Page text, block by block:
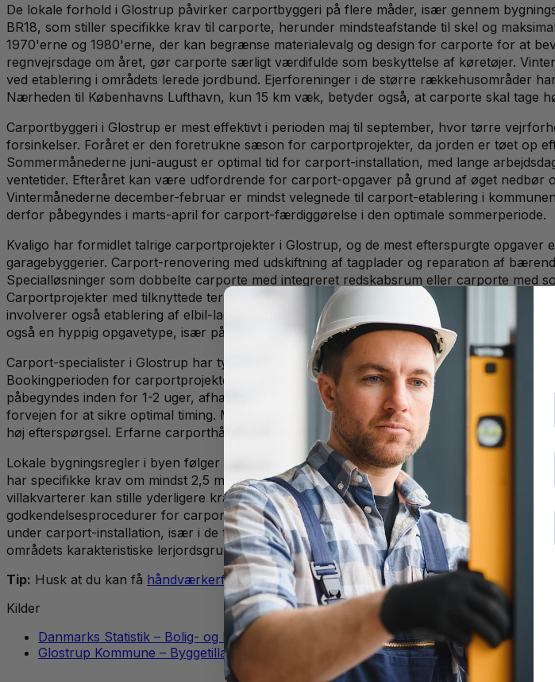
De lokale forhold i Glostrup påvirker carportbyggeri på flere måder, især gennem
BR18, som stiller specifikke krav til carporte, herunder mindsteafstande til skel og
1970'erne og 1980'erne, der kan begrænse materialevalg og design for carporte for at
regnvejrsdage om året, gør carporte særligt værdifulde som beskyttelse af køretøjer.
ved etablering i områdets lerede jordbund. Ejerforeninger i de større rækkehusområder
Nærheden til Københavns Lufthavn, kun 15 km væk, betyder også, at carporte skal tage
Carportbyggeri i Glostrup er mest effektivt i perioden maj til september, hvor tørre
forsinkelser. Foråret er den foretrukne sæson for carportprojekter, da jorden er tøet op
Sommermånederne juni-august er optimal tid for carport-installation, med lange
ventetider. Efteråret kan være udfordrende for carport-opgaver på grund af øget nedbør
Vintermånederne december-februar er mindst velegnede til carport-etablering i
derfor påbegyndes i marts-april for carport-færdiggørelse i den optimale sommerperiode.
Kvaligo har formidlet talrige carportprojekter i Glostrup, og de mest efterspurgte
garagebyggerier. Carport-renovering med udskiftning af tagplader og reparation af
Specialløsninger som dobbelte carporte med integreret redskabsrum eller carporte
Carportprojekter med tilknyttede terrasser eller overdækkede udendørsområder udgør
involverer også etablering af elbil-ladestationer og moderne belysningsløsninger
også en hyppig opgavetype, især på ældre grunde med dårlig dræning.
Carport-specialister i Glostrup har typisk en responstid på 24-48 timer for at afgive
Bookingperioden for carportprojekter varierer fra 2-3 uger i lavsæsonen til 6-8 uger i
påbegyndes inden for 1-2 uger, afhængigt af vejrforholdene. Større carportprojekter
forvejen for at sikre optimal timing. Materialeleverancer til carporte i Glostrup tager
høj efterspørgsel. Erfarne carporthåndværkere anbefaler at bestille carportprojekter
Lokale bygningsregler i byen følger primært Bygningsreglementet BR18 kapitel 10, som
har specifikke krav om mindst 2,5 meters afstand til naboskel for carport-bygninger,
villakvarterer kan stille yderligere krav til materialer og farvevalg for carporte for at
godkendelsesprocedurer for carportprojekter, som kan kræve 4-6 ugers
under carport-installation, især i de tætte parcelhuskvarterer. Carportprojekter skal også
områdets karakteristiske lerjordsgrund.
Tip: Husk at du kan få håndværkerfradrag for mange typer håndværkerarbejde. Test om
Kilder
Danmarks Statistik – Bolig- og bygningsstatistik
Glostrup Kommune – Byggetilladelser og lokalplaner